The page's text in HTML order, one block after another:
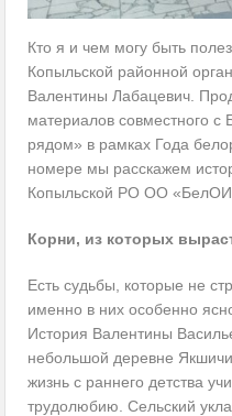
Кто я и чем могу быть
Копыльской районной
Валентины Лабацевич.
материалов совместного
рядом» в рамках Года
номере мы расскажем
Копыльской РО ОО
Корни, из которых
Есть судьбы, которые не
именно в них особенно
История Валентины
небольшой деревне
жизнь с раннего детства
трудолюбию. Сельский